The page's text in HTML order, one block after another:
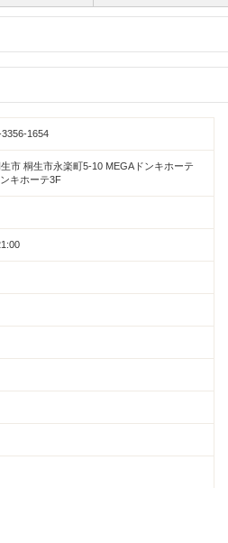
1654
市 桐生市永楽町5-10 MEGAドンキホーテ
キホーテ3F